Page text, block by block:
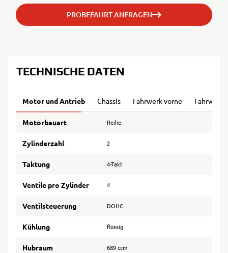
PROBEFAHRT ANFRAGEN
TECHNISCHE DATEN
Motor und Antrieb Chassis Fahrwerk vorne Fahrwerk
Motorbauart Reihe
Zylinderzahl 2
Taktung 4-Takt
Ventile pro Zylinder 4
Ventilsteuerung DOHC
Kühlung flüssig
Hubraum 689 ccm